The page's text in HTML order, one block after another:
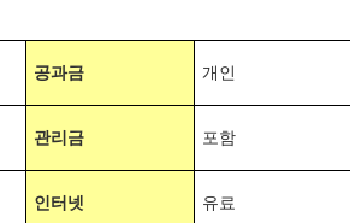
공과금 개인
관리금 포함
인터넷 유료